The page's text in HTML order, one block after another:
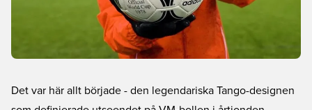
Det var här allt började - den legendariska Tango-designen